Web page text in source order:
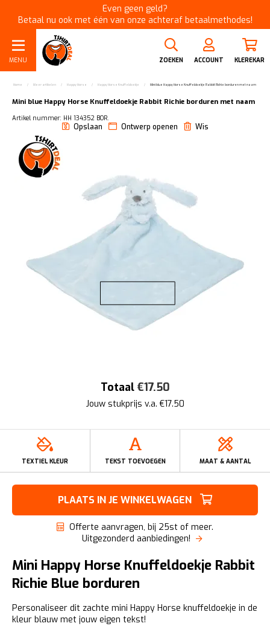
Even geen geld?
Betaal nu ook met één van onze achteraf betaalmethodes!
MENU ZOEKEN ACCOUNT KLEREKAR
Home / Meer artikelen / Happy Horse / Happy Horse Knuffeldoekje / Mini blue Happy Horse Knuffeldoekje Rabbit Richie borduren met naam
Mini blue Happy Horse Knuffeldoekje Rabbit Richie borduren met naam
Artikel nummer: HH 134352 BOR.
Opslaan Ontwerp openen Wis
Totaal €17.50
Jouw stukprijs v.a. €17.50
TEXTIEL KLEUR TEKST TOEVOEGEN MAAT & AANTAL
PLAATS IN JE WINKELWAGEN
Offerte aanvragen, bij 25st of meer.
Uitgezonderd aanbiedingen!
Mini Happy Horse Knuffeldoekje Rabbit
Richie Blue borduren
Personaliseer dit zachte mini Happy Horse knuffeldoekje in de
kleur blauw met jouw eigen tekst!